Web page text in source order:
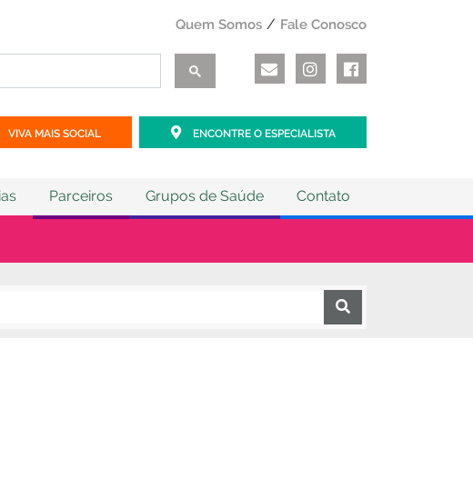
Quem Somos Fale Conosco
VIVA MAIS SOCIAL ENCONTRE O ESPECIALISTA
Parceiros Grupos de Saúde Contato